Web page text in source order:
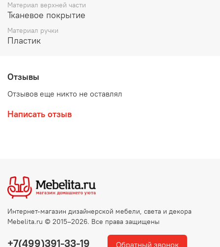
Материал верхней части
Тканевое покрытие
Материал ручки
Пластик
Отзывы
Отзывов еще никто не оставлял
Написать отзыв
+7(499)391-33-19 Обратный звонок
Интернет-магазин дизайнерской мебели, света и декора
Mebelita.ru © 2015–2026. Все права защищены